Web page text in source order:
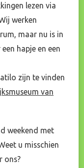
lezen via
werken
maar nu is in
hapje en een
zijn te vinden
van
weekend met
u misschien
ons?